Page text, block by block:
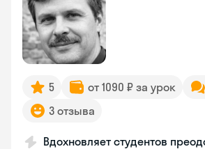
5 от 1090 ₽ за урок
3 отзыва
Вдохновляет студентов